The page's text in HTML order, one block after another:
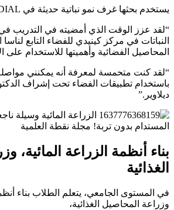
يستخدم بحثها غرف نمو نباتية حديثة في DIAL، وقالت كينيبيك:
“لقد عزز الوقت الذي أمضيته في التدريب
النباتات في مركز كينيدي للفضاء التابع لناسا
المحاصيل الفضائية وأهميتها للاستخدام على
“لقد كنت متحمسة لمعرفة أنه يمكنني مواصلة
باستخدام تطبيقات الفضاء تحت إشراف
ديلاوير.”
بناء أنظمة الزراعة المائية،
الغذائية
في المستوى الجامعي، يتعلم الطلاب بناء
وزراعة المحاصيل الغذائية،